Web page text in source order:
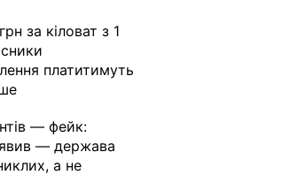
за кіловат з 1
платитимуть
— фейк:
— держава
а не